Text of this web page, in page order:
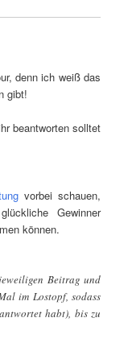
denn ich weiß das
gibt!
beantworten solltet
vorbei schauen,
Gewinner
können.
Beitrag und
im Lostopf, sodass
habt), bis zu